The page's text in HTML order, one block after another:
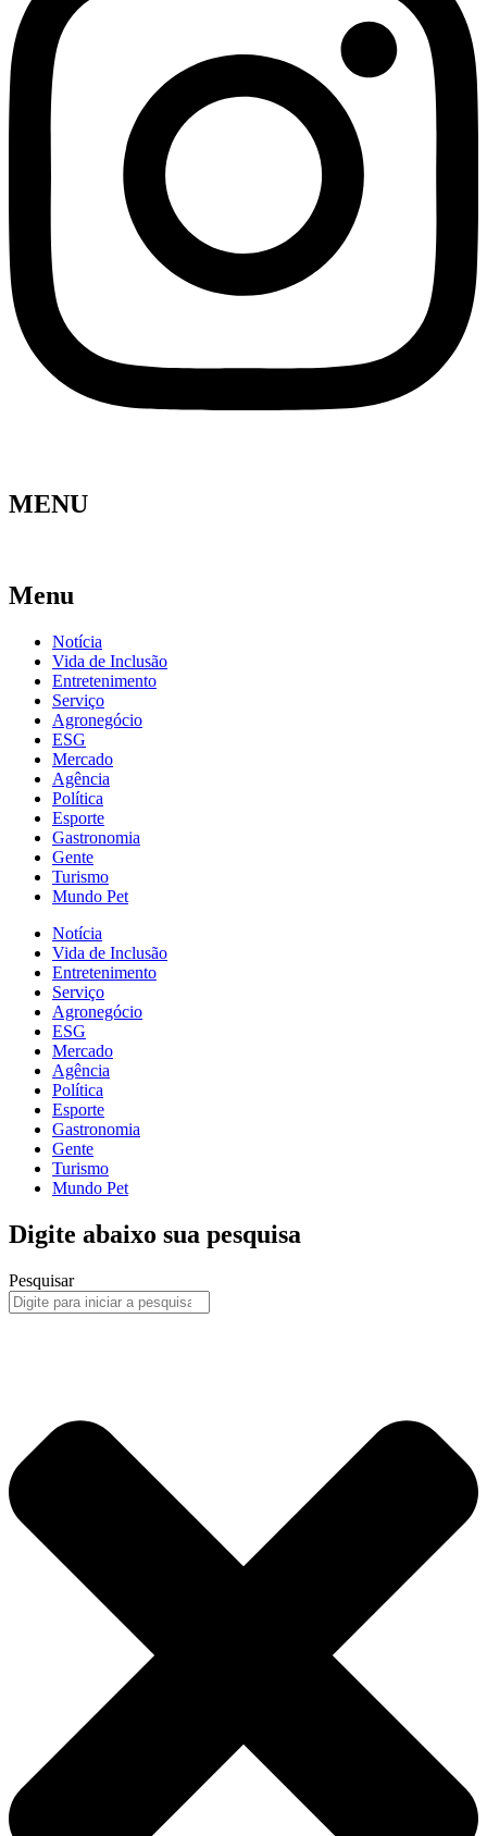
MENU
Menu
Notícia
Vida de Inclusão
Entretenimento
Serviço
Agronegócio
ESG
Mercado
Agência
Política
Esporte
Gastronomia
Gente
Turismo
Mundo Pet
Notícia
Vida de Inclusão
Entretenimento
Serviço
Agronegócio
ESG
Mercado
Agência
Política
Esporte
Gastronomia
Gente
Turismo
Mundo Pet
Digite abaixo sua pesquisa
Pesquisar